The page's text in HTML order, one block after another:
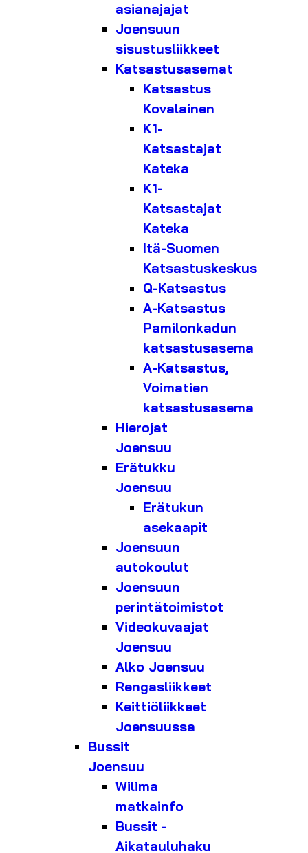
asianajajat
Joensuun
sisustusliikkeet
Katsastusasemat
Katsastus
Kovalainen
K1-
Katsastajat
Kateka
K1-
Katsastajat
Kateka
Itä-Suomen
Katsastuskeskus
Q-Katsastus
A-Katsastus
Pamilonkadun
katsastusasema
A-Katsastus,
Voimatien
katsastusasema
Hierojat
Joensuu
Erätukku
Joensuu
Erätukun
asekaapit
Joensuun
autokoulut
Joensuun
perintätoimistot
Videokuvaajat
Joensuu
Alko Joensuu
Rengasliikkeet
Keittiöliikkeet
Joensuussa
Bussit
Joensuu
Wilima
matkainfo
Bussit -
Aikatauluhaku